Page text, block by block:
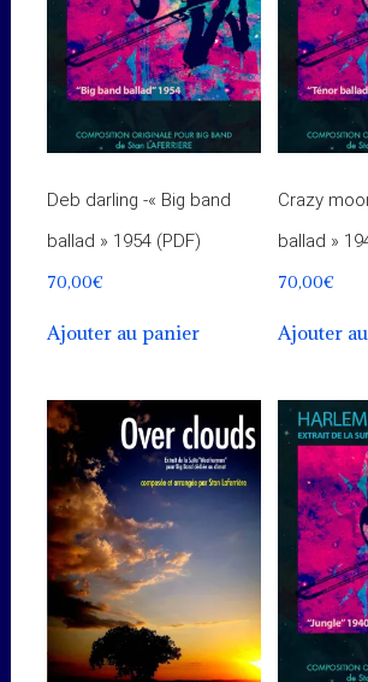
Deb darling -« Big band
ballad » 1954 (PDF)
70,00€
Ajouter au panier
Crazy
ballad »
70,00€
Ajouter